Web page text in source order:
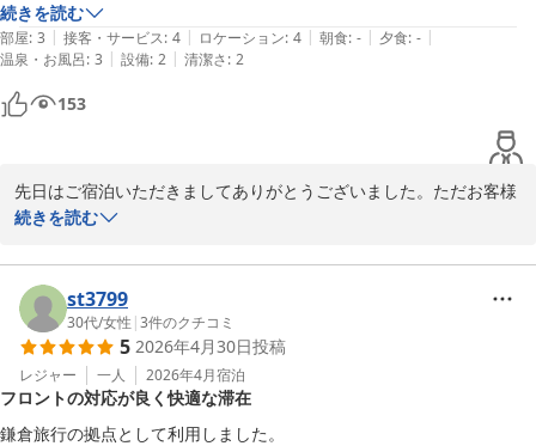
続きを読む
部屋: 3 | 接客・サービス: 4 | ロケーション: 4 | 朝食: - | 夕食: - |
温泉・お風呂: 3 | 設備: 2 | 清潔さ: 2
153
先日はご宿泊いただきましてありがとうございました。ただお客様
には不愉快な思いをさせてしまいましたこと、心よりお詫び申し上
様にご満足いただけるようスタッフ一同気を引き締めてまいりま
す。ご指摘いただきありがとうございました。どうぞこれに懲りず
またお越しいただけますようお願い申し上げます。
Hotel 鎌倉 mori
2026-05-14
続きを読む
st3799
30代/女性 |3件のクチコミ
5 2026年4月30日投稿
レジャー 一人 2026年4月宿泊
フロントの対応が良く快適な滞在
鎌倉旅行の拠点として利用しました。